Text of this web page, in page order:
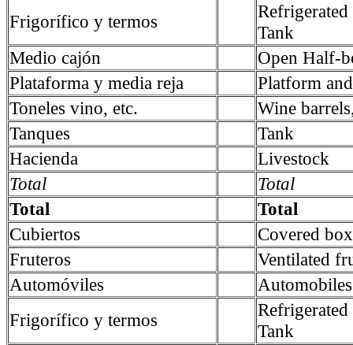
Frigorífico y termos
Tank
Medio cajón
Open Half-
Plataforma y media reja
Platform
Toneles vino, etc.
Wine
Tanques
Tank
Hacienda
Livestock
Total
Total
Total
Total
Cubiertos
Covered box
Fruteros
Ventilated
Automóviles
Automobiles
Frigorífico y termos
Tank